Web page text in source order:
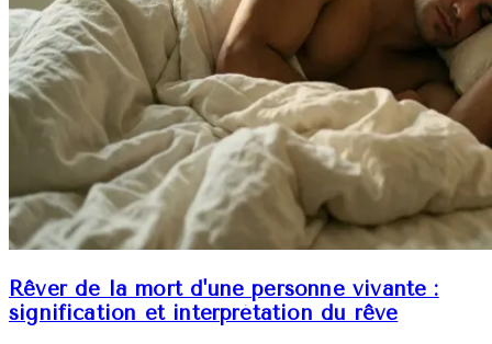
Rêver de la mort d'une personne vivante :
signification et interprétation du rêve